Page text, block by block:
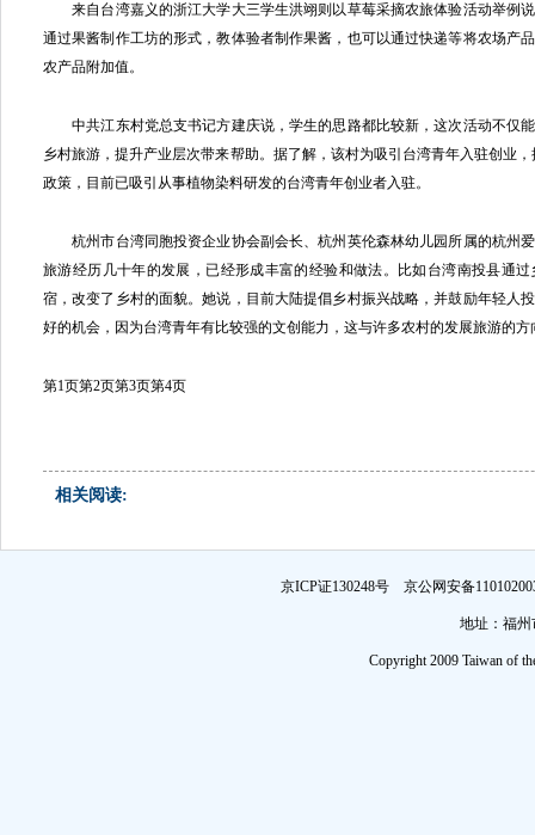
来自台湾嘉义的浙江大学大三学生洪翊则以草莓采摘农旅体验活动举例
通过果酱制作工坊的形式，教体验者制作果酱，也可以通过快递等将农场产
农产品附加值。
中共江东村党总支书记方建庆说，学生的思路都比较新，这次活动不仅
乡村旅游，提升产业层次带来帮助。据了解，该村为吸引台湾青年入驻创业
政策，目前已吸引从事植物染料研发的台湾青年创业者入驻。
杭州市台湾同胞投资企业协会副会长、杭州英伦森林幼儿园所属的杭州
旅游经历几十年的发展，已经形成丰富的经验和做法。比如台湾南投县通
宿，改变了乡村的面貌。她说，目前大陆提倡乡村振兴战略，并鼓励年轻人
好的机会，因为台湾青年有比较强的文创能力，这与许多农村的发展旅游的方
第1页第2页第3页第4页
相关阅读:
京ICP证130248号 京公网安备
地址：福州
Copyright 2009 Taiwan of